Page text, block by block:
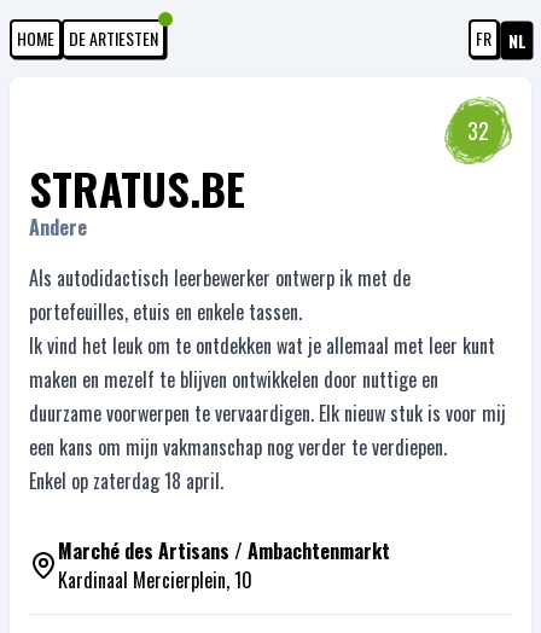
HOME DE ARTIESTEN FR NL
32
STRATUS.BE
Andere
Als autodidactisch leerbewerker ontwerp ik met de
portefeuilles, etuis en enkele tassen.
Ik vind het leuk om te ontdekken wat je allemaal met leer kunt
maken en mezelf te blijven ontwikkelen door nuttige en
duurzame voorwerpen te vervaardigen. Elk nieuw stuk is voor mij
een kans om mijn vakmanschap nog verder te verdiepen.
Enkel op zaterdag 18 april.
Marché des Artisans / Ambachtenmarkt
Kardinaal Mercierplein, 10